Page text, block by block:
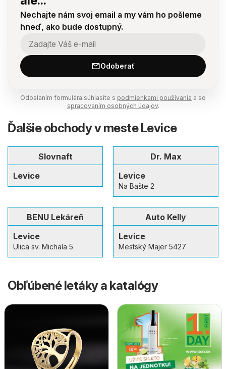
Nechajte nám svoj email a my vám ho pošleme
hneď, ako bude dostupný.
Odoberať
Odoslaním formulára súhlasíte s podmienkami používania a so
spracovaním osobných údajov.
Ďalšie obchody v meste Levice
Slovnaft
Levice
Dr. Max
Levice
Na Bašte 2
BENU Lekáreň
Levice
Ulica sv. Michala 5
Auto Kelly
Levice
Mestský Majer 5427
Obľúbené letáky a katalógy